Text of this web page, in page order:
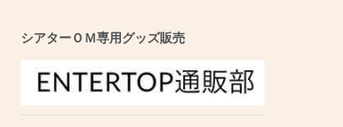
シアターＯＭ専用グッズ販売